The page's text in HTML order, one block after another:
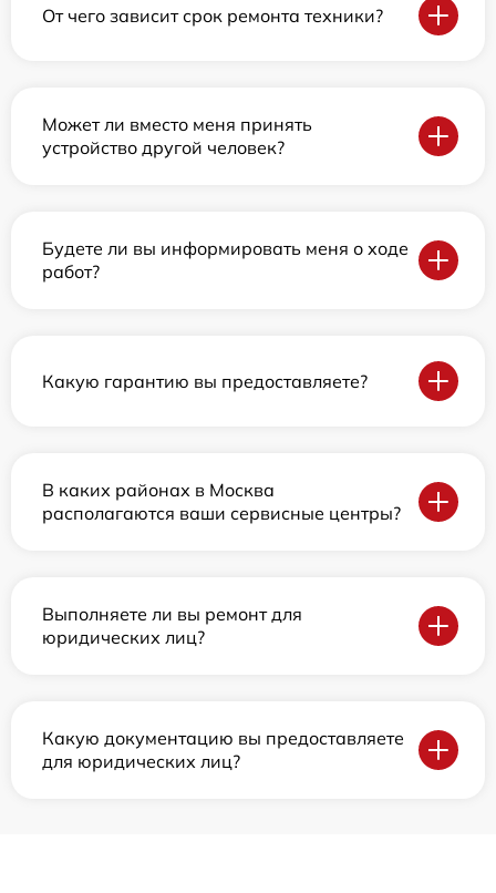
От чего зависит срок ремонта техники?
Может ли вместо меня принять
устройство другой человек?
Будете ли вы информировать меня о ходе
работ?
Какую гарантию вы предоставляете?
В каких районах в Москва
располагаются ваши сервисные центры?
Выполняете ли вы ремонт для
юридических лиц?
Какую документацию вы предоставляете
для юридических лиц?